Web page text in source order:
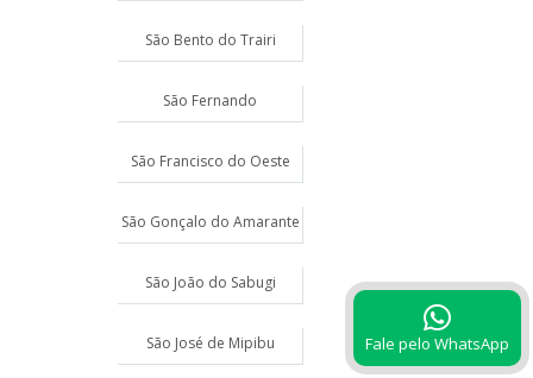
São Bento do Trairi
São Fernando
São Francisco do Oeste
São Gonçalo do Amarante
São João do Sabugi
São José de Mipibu Fale pelo WhatsApp